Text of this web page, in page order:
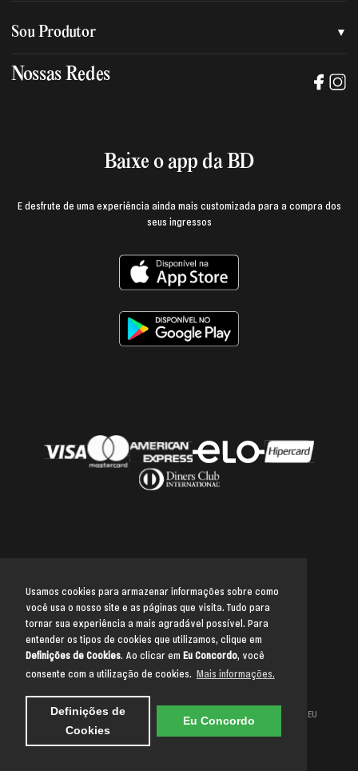
Usamos cookies para armazenar informações sobre como
você usa o nosso site e as páginas que visita. Tudo para
tornar sua experiência a mais agradável possível. Para
entender os tipos de cookies que utilizamos, clique em
Definições de Cookies. Ao clicar em Eu Concordo, você
consente com a utilização de cookies. Mais informações.
Definições de
Cookies
Eu Concordo
Política de privacidade
Assessoria de imprensa
Trabalhe na BD
Sou Produtor
Manual de mídia e da marca BD
Nossas Redes
Baixe o app da BD
E desfrute de uma experiência ainda mais customizada para a compra dos
seus ingressos
Voltar para o topo
BILHETERIA DIGITAL PROMOCAO E ENTRETENIMENTO LTDA | CNPJ:
21.689.483/0001-53 - (O CNPJ NÃO É A CHAVE PIX DE PAGAMENTO DO SEU
PEDIDO)
R. Arizona, 1366 - Brooklin - São Paulo - SP, 04567-003